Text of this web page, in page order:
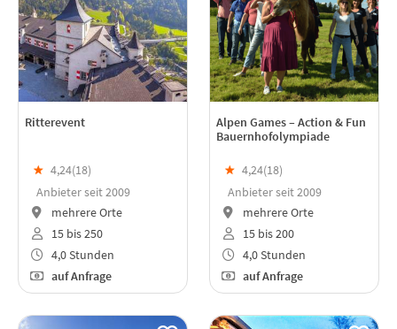
Ritterevent
★ 4,24(18)
Anbieter seit 2009
mehrere Orte
15 bis 250
4,0 Stunden
auf Anfrage
Alpen Games – Action & Fun
Bauernhofolympiade
★ 4,24(18)
Anbieter seit 2009
mehrere Orte
15 bis 200
4,0 Stunden
auf Anfrage